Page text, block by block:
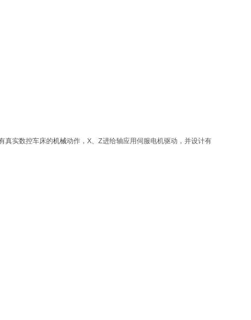
真实数控车床的机械动作，X、Z进给轴应用伺服电机驱动，并设计有